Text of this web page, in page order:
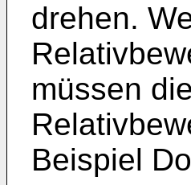
drehen.
müssen
Beispiel